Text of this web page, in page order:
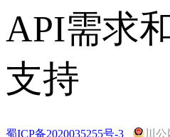
API需求
支持
蜀ICP备2020035255号-3 川公